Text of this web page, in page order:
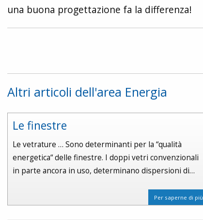
una buona progettazione fa la differenza!
Altri articoli dell'area Energia
Le finestre
Le vetrature … Sono determinanti per la “qualità
energetica“ delle finestre. I doppi vetri convenzionali
in parte ancora in uso, determinano dispersioni di…
Per saperne di più